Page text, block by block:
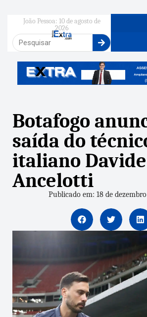
João Pessoa: 10 de agosto de
2026
Botafogo
saída do
italiano Davide
Ancelotti
Publicado em: 18 de